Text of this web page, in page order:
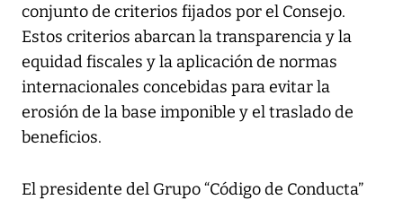
conjunto de criterios fijados por el Consejo.
Estos criterios abarcan la transparencia y la
equidad fiscales y la aplicación de normas
internacionales concebidas para evitar la
erosión de la base imponible y el traslado de
beneficios.
El presidente del Grupo “Código de Conducta”